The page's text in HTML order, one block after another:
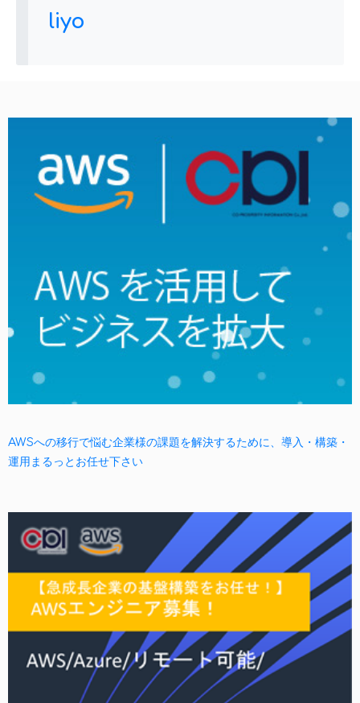
AWSへの移行で悩む企業様の課題を解決するために、導入・構築・
運用まるっとお任せ下さい
liyo